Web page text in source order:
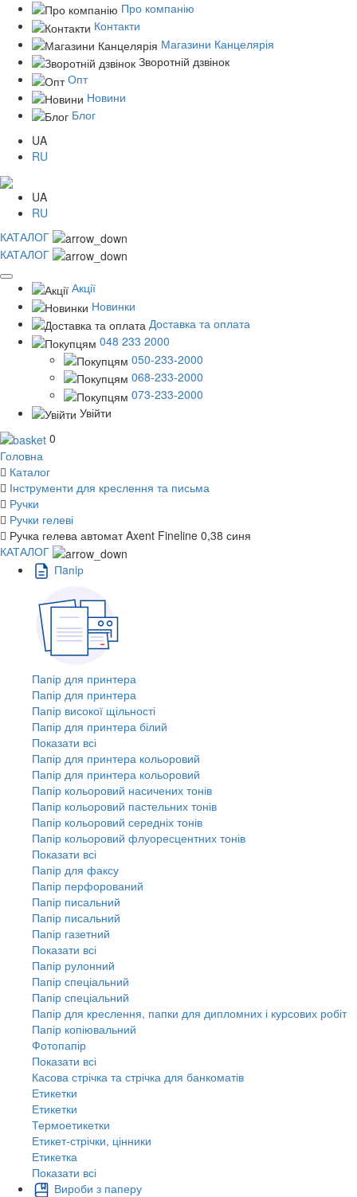
Про компанію
Контакти
Магазини Канцелярія
Зворотній дзвінок
Опт
Новини
Блог
UA
RU
UA
RU
КАТАЛОГ
КАТАЛОГ
Акції
Новинки
Доставка та оплата
048 233 2000
050-233-2000
068-233-2000
073-233-2000
Увійти
0
Головна
Каталог
Інструменти для креслення та письма
Ручки
Ручки гелеві
Ручка гелева автомат Axent Fineline 0,38 синя
КАТАЛОГ
Пaпiр
Папір для принтера
Папір для принтера
Папір високої щільності
Папір для принтера білий
Показати всі
Папір для принтера кольоровий
Папір для принтера кольоровий
Папір кольоровий насичених тонів
Папір кольоровий пастельних тонів
Папір кольоровий середніх тонів
Папір кольоровий флуоресцентних тонів
Показати всі
Папір для факсу
Папір перфорований
Папір писальний
Папір писальний
Папір газетний
Показати всі
Папір рулонний
Папір спеціальний
Папір спеціальний
Папір для креслення, папки для дипломних і курсових робіт
Папір копіювальний
Фотопапір
Показати всі
Касова стрічка та стрічка для банкоматів
Етикетки
Етикетки
Термоетикетки
Етикет-стрічки, цінники
Етикетка
Показати всі
Вироби з паперу